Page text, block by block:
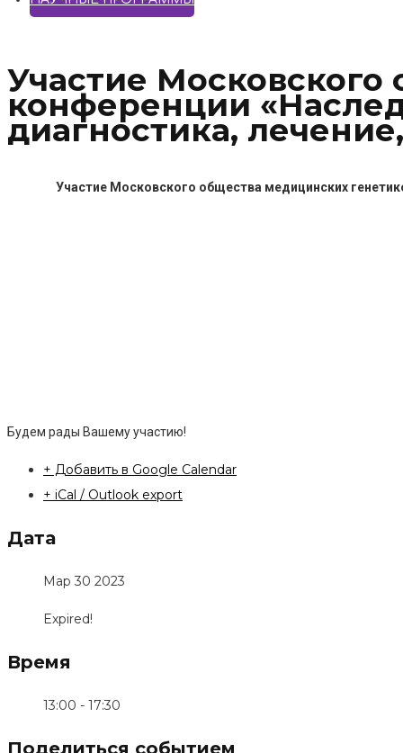
Участие
конференции
диагностика,
Участие Московского общества медицинских
Будем рады Вашему участию!
+ Добавить в Google Calendar
+ iCal / Outlook export
Дата
Мар 30 2023
Expired!
Время
13:00 - 17:30
Поделиться событием